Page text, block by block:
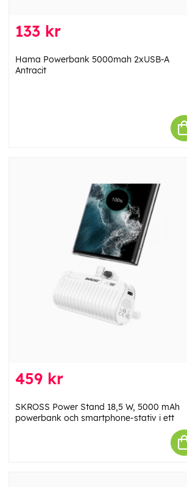
133 kr
Hama Powerbank 5000mah 2xUSB-A
Antracit
459 kr
SKROSS Power Stand 18,5 W, 5000 mAh
powerbank och smartphone-stativ i ett